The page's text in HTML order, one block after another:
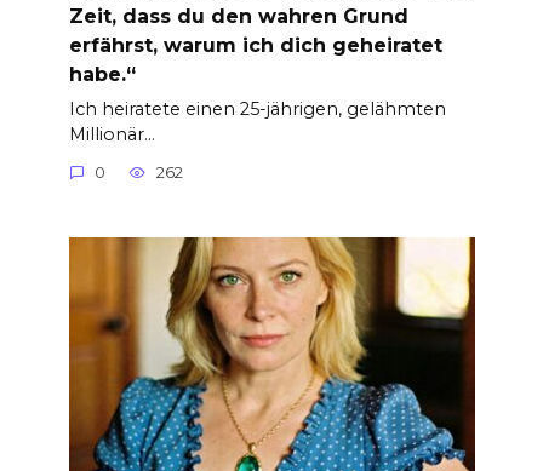
Zeit, dass du den wahren Grund
erfährst, warum ich dich geheiratet
habe.“
Ich heiratete einen 25-jährigen, gelähmten
Millionär…
0 262